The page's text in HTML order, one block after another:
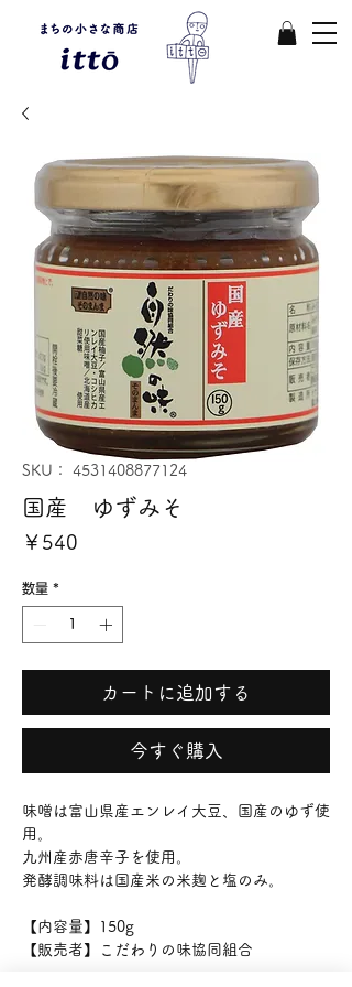
SKU： 4531408877124
国産 ゆずみそ
￥540
数量 *
カートに追加する
今すぐ購入
味噌は富山県産エンレイ大豆、国産のゆず使
用。
九州産赤唐辛子を使用。
発酵調味料は国産米の米麹と塩のみ。
【内容量】150g
【販売者】こだわりの味協同組合